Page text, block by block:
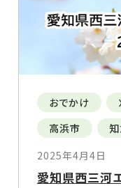
おでかけ
高浜市
2025年4月4日
愛知県西三河